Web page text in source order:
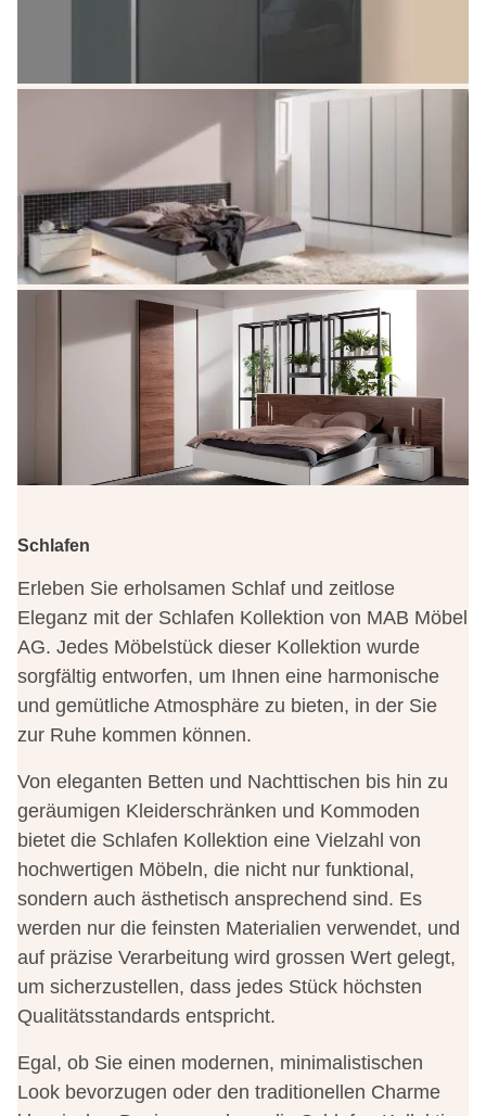
Schlafen
Erleben Sie erholsamen Schlaf und zeitlose
Eleganz mit der Schlafen Kollektion von MAB Möbel
AG. Jedes Möbelstück dieser Kollektion wurde
sorgfältig entworfen, um Ihnen eine harmonische
und gemütliche Atmosphäre zu bieten, in der Sie
zur Ruhe kommen können.
Von eleganten Betten und Nachttischen bis hin zu
geräumigen Kleiderschränken und Kommoden
bietet die Schlafen Kollektion eine Vielzahl von
hochwertigen Möbeln, die nicht nur funktional,
sondern auch ästhetisch ansprechend sind. Es
werden nur die feinsten Materialien verwendet, und
auf präzise Verarbeitung wird grossen Wert gelegt,
um sicherzustellen, dass jedes Stück höchsten
Qualitätsstandards entspricht.
Egal, ob Sie einen modernen, minimalistischen
Look bevorzugen oder den traditionellen Charme